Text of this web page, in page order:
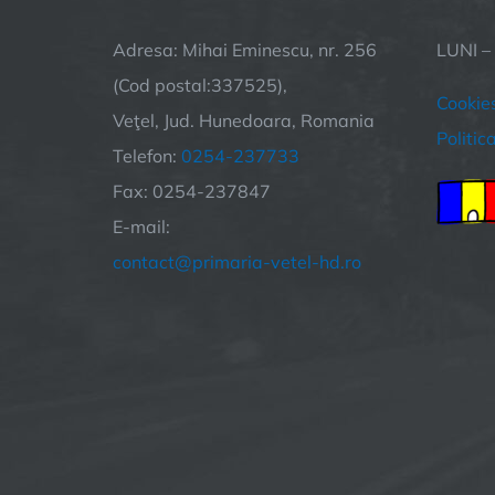
Adresa: Mihai Eminescu, nr. 256
(Cod postal:337525),
Veţel, Jud. Hunedoara, Romania
Telefon: 0254-237733
Fax: 0254-237847
E-mail:
contact@primaria-vetel-hd.ro
LUNI